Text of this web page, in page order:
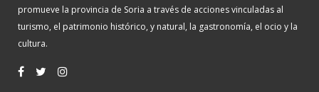
promueve la provincia de Soria a través de acciones vinculadas al
turismo, el patrimonio histórico, y natural, la gastronomía, el ocio y la
cultura.